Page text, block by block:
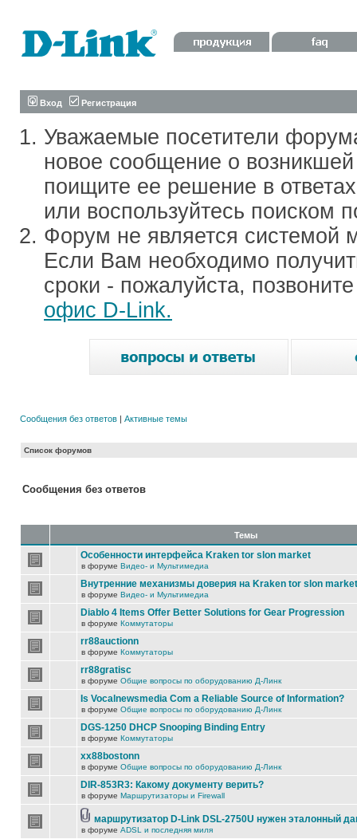
Вход Регистрация
Уважаемые посетители
новое сообщение о
поищите ее решение в
или воспользуйтесь поиском
Форум не является системой
Если Вам необходимо
сроки - пожалуйста,
офис D-Link.
Сообщения без ответов | Активные темы
Список форумов
Сообщения без ответов
Темы
Особенности интерфейса Kraken tor slon market
в форуме Видео- и Мультимедиа
Внутренние механизмы доверия на Kraken tor slon market
в форуме Видео- и Мультимедиа
Diablo 4 Items Offer Better Solutions for Gear Progression
в форуме Коммутаторы
rr88auctionn
в форуме Коммутаторы
rr88gratisc
в форуме Общие вопросы по оборудованию Д-Линк
Is Vocalnewsmedia Com a Reliable Source of Information?
в форуме Общие вопросы по оборудованию Д-Линк
DGS-1250 DHCP Snooping Binding Entry
в форуме Коммутаторы
xx88bostonn
в форуме Общие вопросы по оборудованию Д-Линк
DIR-853R3: Какому документу верить?
в форуме Маршрутизаторы и Firewall
маршрутизатор D-Link DSL-2750U нужен эталонный
в форуме ADSL и последняя миля